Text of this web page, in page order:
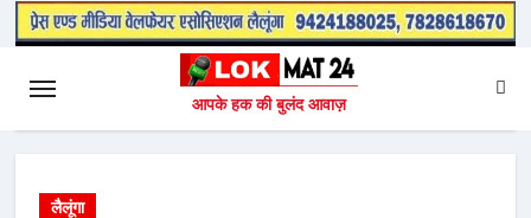
आपके हक की बुलंद आवाज़
लैलूंगा